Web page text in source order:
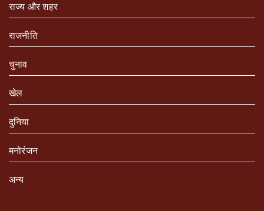
राज्य और शहर
राजनीति
चुनाव
खेल
दुनिया
मनोरंजन
अन्य